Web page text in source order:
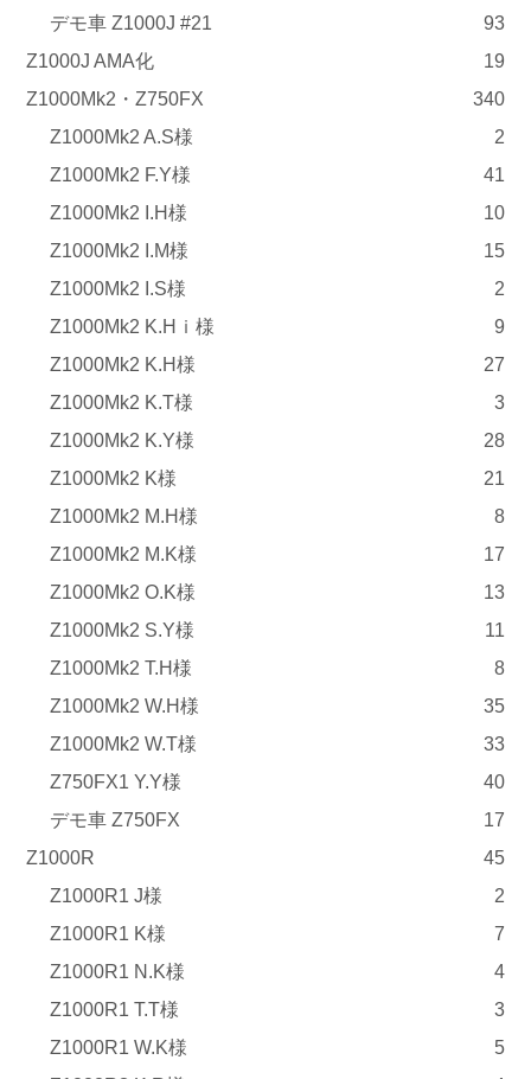
デモ車 Z1000J #21
93
Z1000J AMA化
19
Z1000Mk2・Z750FX
340
Z1000Mk2 A.S様
2
Z1000Mk2 F.Y様
41
Z1000Mk2 I.H様
10
Z1000Mk2 I.M様
15
Z1000Mk2 I.S様
2
Z1000Mk2 K.Hｉ様
9
Z1000Mk2 K.H様
27
Z1000Mk2 K.T様
3
Z1000Mk2 K.Y様
28
Z1000Mk2 K様
21
Z1000Mk2 M.H様
8
Z1000Mk2 M.K様
17
Z1000Mk2 O.K様
13
Z1000Mk2 S.Y様
11
Z1000Mk2 T.H様
8
Z1000Mk2 W.H様
35
Z1000Mk2 W.T様
33
Z750FX1 Y.Y様
40
デモ車 Z750FX
17
Z1000R
45
Z1000R1 J様
2
Z1000R1 K様
7
Z1000R1 N.K様
4
Z1000R1 T.T様
3
Z1000R1 W.K様
5